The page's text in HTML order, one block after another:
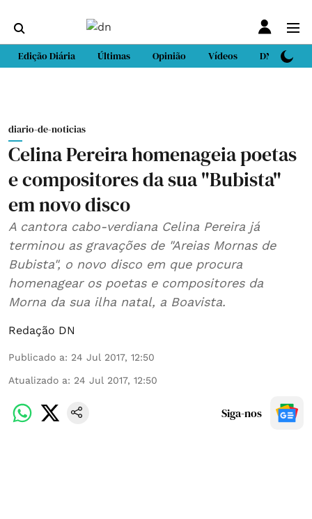
Edição Diária Últimas Opinião Vídeos DN Sport
diario-de-noticias
Celina Pereira homenageia poetas
e compositores da sua "Bubista"
em novo disco
A cantora cabo-verdiana Celina Pereira já
terminou as gravações de "Areias Mornas de
Bubista", o novo disco em que procura
homenagear os poetas e compositores da
Morna da sua ilha natal, a Boavista.
Redação DN
Publicado a: 24 Jul 2017, 12:50
Atualizado a: 24 Jul 2017, 12:50
Siga-nos